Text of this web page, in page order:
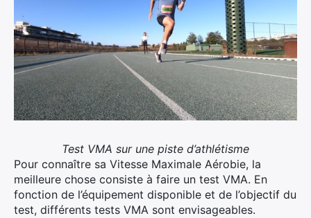
Test VMA sur une piste d’athlétisme
Pour connaître sa Vitesse Maximale Aérobie, la
meilleure chose consiste à faire un test VMA. En
fonction de l’équipement disponible et de l’objectif du
test, différents tests VMA sont envisageables.